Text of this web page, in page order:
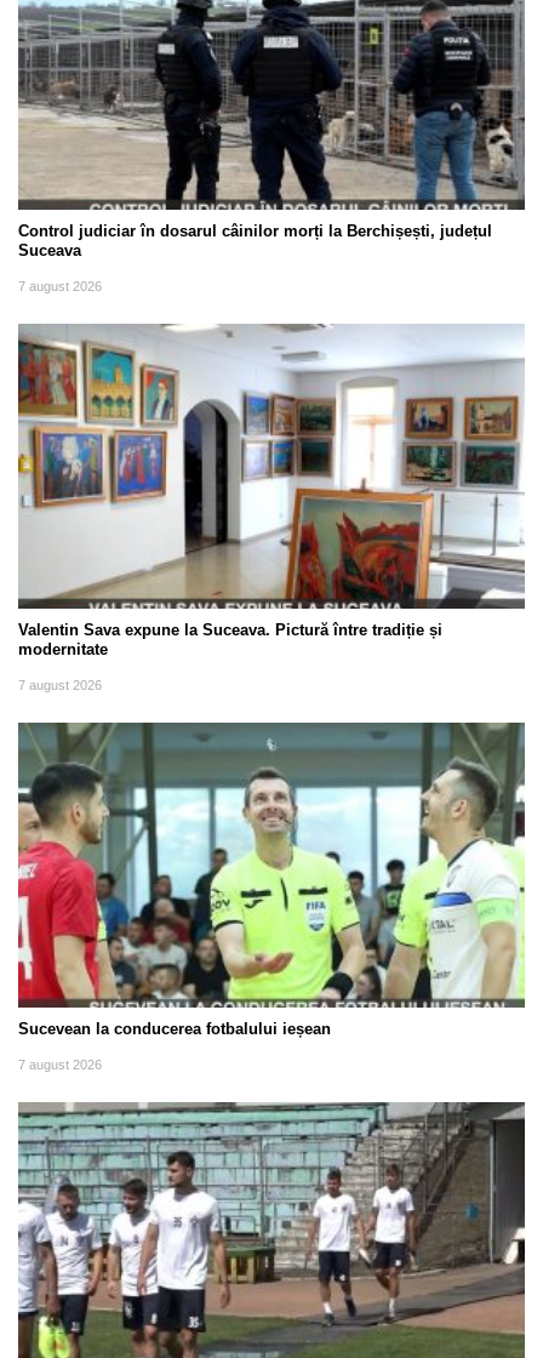
Control judiciar în dosarul câinilor morți la Berchișești, județul
Suceava
7 august 2026
Valentin Sava expune la Suceava. Pictură între tradiție și
modernitate
7 august 2026
Sucevean la conducerea fotbalului ieșean
7 august 2026